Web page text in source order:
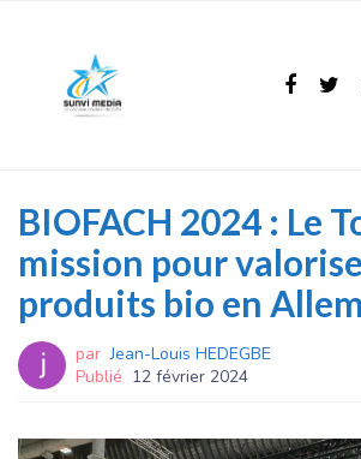
BIOFACH 2024 : Le
mission pour
produits bio en
par Jean-Louis HEDEGBE
Publié 12 février 2024